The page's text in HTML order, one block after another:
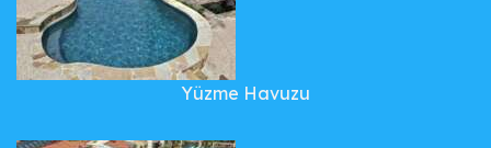
Yüzme Havuzu